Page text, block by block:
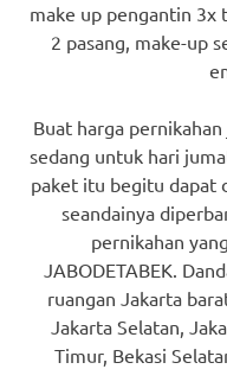
make up pengantin 3x
2 pasang, make-up
Buat harga
sedang untuk hari
paket itu begitu dapat
seandainya
pernikahan
JABODETABEK.
ruangan Jakarta
Jakarta Selatan,
Timur, Bekasi